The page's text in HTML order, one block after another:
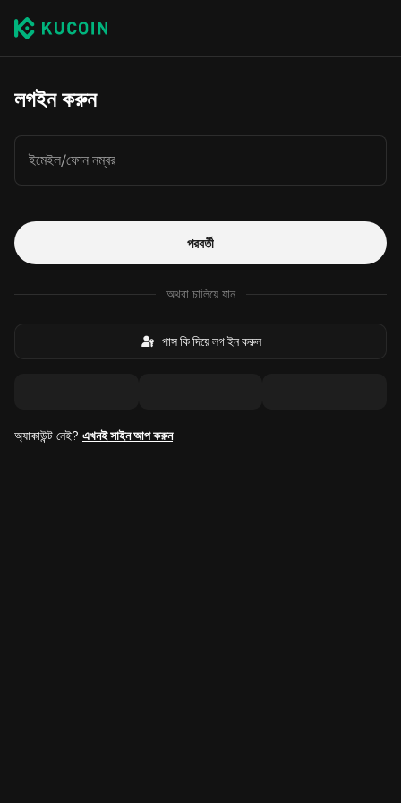
লগইন করুন
ইমেইল/ফোন নম্বর
পরবর্তী
অথবা চালিয়ে যান
পাস কি দিয়ে লগ ইন করুন
অ্যাকাউন্ট নেই? এখনই সাইন আপ করুন